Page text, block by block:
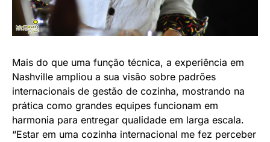
Mais do que uma função técnica, a experiência em
Nashville ampliou a sua visão sobre padrões
internacionais de gestão de cozinha, mostrando na
prática como grandes equipes funcionam em
harmonia para entregar qualidade em larga escala.
“Estar em uma cozinha internacional me fez perceber